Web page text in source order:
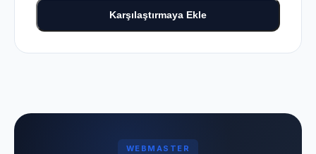
Karşılaştırmaya Ekle
WEBMASTER